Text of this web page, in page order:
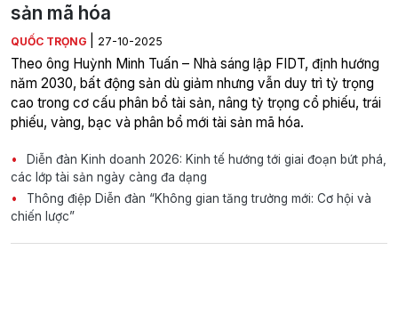
sản mã hóa
QUỐC TRỌNG 27-10-2025
Theo ông Huỳnh Minh Tuấn – Nhà sáng lập FIDT, định hướng
năm 2030, bất động sản dù giảm nhưng vẫn duy trì tỷ trọng
cao trong cơ cấu phân bổ tài sản, nâng tỷ trọng cổ phiếu, trái
phiếu, vàng, bạc và phân bổ mới tài sản mã hóa.
Diễn đàn Kinh doanh 2026: Kinh tế hướng tới giai đoạn bứt phá,
các lớp tài sản ngày càng đa dạng
Thông điệp Diễn đàn “Không gian tăng trưởng mới: Cơ hội và
chiến lược”